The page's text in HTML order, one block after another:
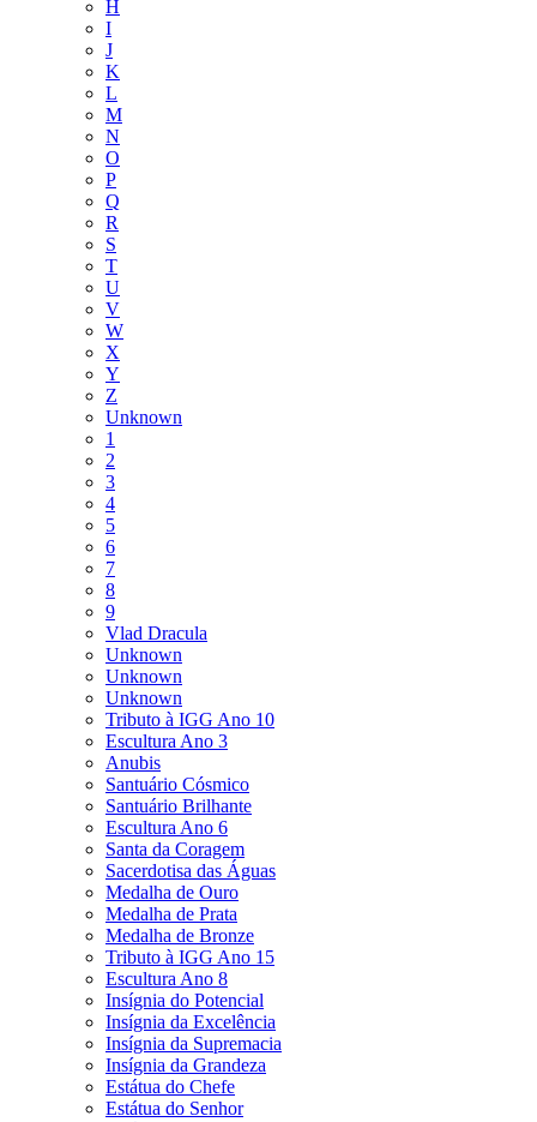
H
I
J
K
L
M
N
O
P
Q
R
S
T
U
V
W
X
Y
Z
Unknown
1
2
3
4
5
6
7
8
9
Vlad Dracula
Unknown
Unknown
Unknown
Tributo à IGG Ano 10
Escultura Ano 3
Anubis
Santuário Cósmico
Santuário Brilhante
Escultura Ano 6
Santa da Coragem
Sacerdotisa das Águas
Medalha de Ouro
Medalha de Prata
Medalha de Bronze
Tributo à IGG Ano 15
Escultura Ano 8
Insígnia do Potencial
Insígnia da Excelência
Insígnia da Supremacia
Insígnia da Grandeza
Estátua do Chefe
Estátua do Senhor